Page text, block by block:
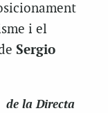
i el
Sergio
de la Directa